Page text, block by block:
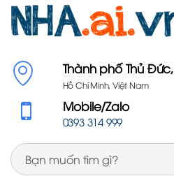
Thành phố Thủ Đức,
Hồ Chí Minh, Việt Nam
Mobile/Zalo
0393 314 999